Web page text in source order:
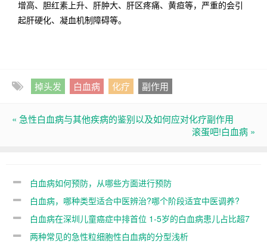
增高、胆红素上升、肝肿大、肝区疼痛、黄疸等，严重的会引
起肝硬化、凝血机制障碍等。
掉头发 白血病 化疗 副作用
« 急性白血病与其他疾病的鉴别以及如何应对化疗副作用
滚蛋吧!白血病 »
白血病如何预防，从哪些方面进行预防
白血病，哪种类型适合中医辨治?哪个阶段适宜中医调养?
白血病在深圳儿童癌症中排首位 1-5岁的白血病患儿占比超7
成
两种常见的急性粒细胞性白血病的分型浅析